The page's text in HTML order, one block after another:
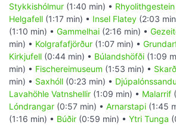
Stykkishólmur (1:40 min) • Rhyolithgestein
Helgafell (1:17 min) • Insel Flatey (2:03
(1:10 min) • Gammelhai (2:16 min) •
min) • Kolgrafafjörður (1:07 min) •
Kirkjufell (0:44 min) • Búlandshöfði (1:09
min) • Fischereimuseum (1:53 min) •
min) • Saxhóll (0:23 min) •
Lavahöhle Vatnshellir (1:09 min) • Malarrif
Lóndrangar (0:57 min) • Arnarstapi (1:45
(1:16 min) • Búðir (0:59 min) • Ytri Tunga